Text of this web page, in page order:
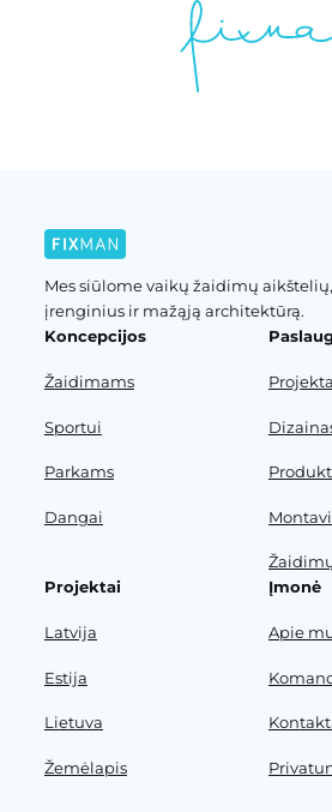
Mes siūlome vaikų žaidimų
įrenginius ir mažąją architektūrą.
Koncepcijos
Žaidimams
Sportui
Parkams
Dangai
Projektai
Latvija
Estija
Lietuva
Žemėlapis
Įmonė
Apie